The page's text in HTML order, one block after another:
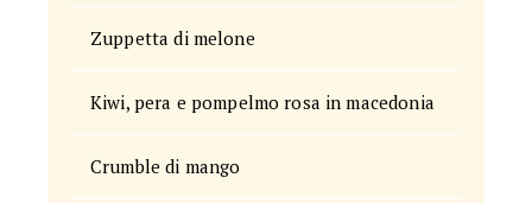
Zuppetta di melone
Kiwi, pera e pompelmo rosa in macedonia
Crumble di mango